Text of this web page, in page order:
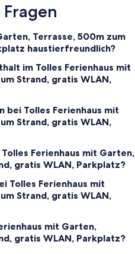
Terrasse, 500m zum
haustierfreundlich?
im Tolles Ferienhaus mit
Strand, gratis WLAN,
bei Tolles Ferienhaus mit
Strand, gratis WLAN,
Ferienhaus mit Garten,
gratis WLAN, Parkplatz?
Tolles Ferienhaus mit
Strand, gratis WLAN,
mit Garten,
gratis WLAN, Parkplatz?